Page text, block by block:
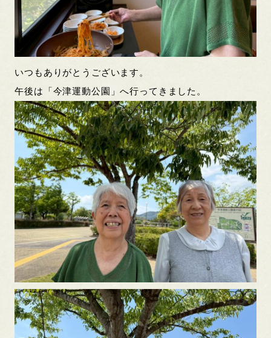
いつもありがとうございます。
午後は「今津運動公園」へ行ってきました。